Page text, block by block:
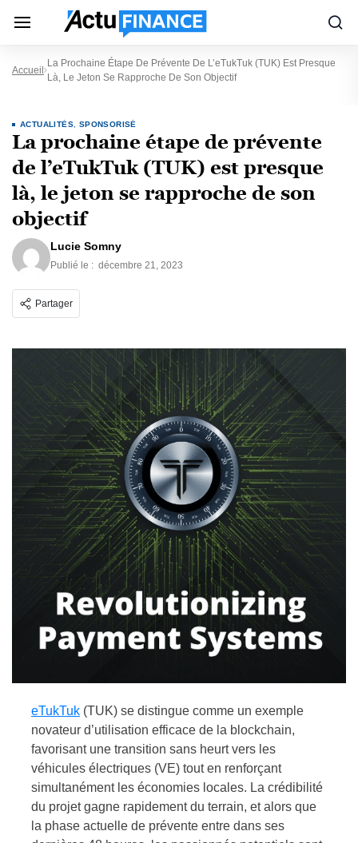
Accueil
La Prochaine Étape De Prévente De L’eTukTuk (TUK) Est Presque
Là, Le Jeton Se Rapproche De Son Objectif
ACTUALITÉS SPONSORISÉ
La prochaine étape de prévente
de l’eTukTuk (TUK) est presque
là, le jeton se rapproche de son
objectif
Lucie Somny
Publié le : décembre 21, 2023
Partager
eTukTuk (TUK) se distingue comme un exemple
novateur d’utilisation efficace de la blockchain,
favorisant une transition sans heurt vers les
véhicules électriques (VE) tout en renforçant
simultanément les économies locales. La crédibilité
du projet gagne rapidement du terrain, et alors que
la phase actuelle de prévente entre dans ses